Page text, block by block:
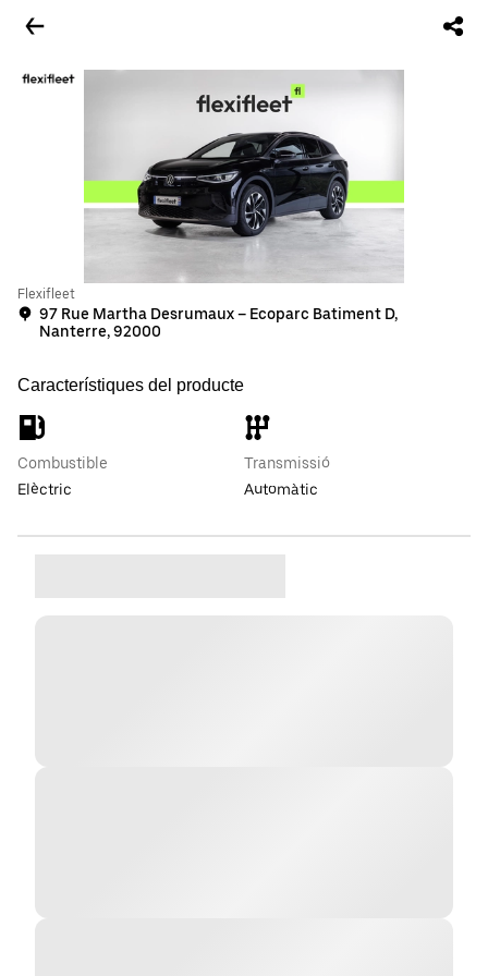
Flexifleet
97 Rue Martha Desrumaux – Ecoparc Batiment D,
Nanterre, 92000
Característiques del producte
Combustible
Elèctric
Transmissió
Automàtic